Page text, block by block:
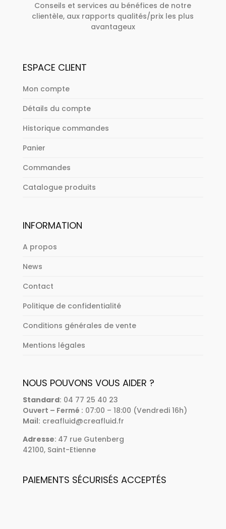
Conseils et services au bénéfices de notre
clientèle, aux rapports qualités/prix les plus
avantageux
ESPACE CLIENT
Mon compte
Détails du compte
Historique commandes
Panier
Commandes
Catalogue produits
INFORMATION
A propos
News
Contact
Politique de confidentialité
Conditions générales de vente
Mentions légales
NOUS POUVONS VOUS AIDER ?
Standard: 04 77 25 40 23
Ouvert – Fermé : 07:00 – 18:00 (Vendredi 16h)
Mail: creafluid@creafluid.fr
Adresse: 47 rue Gutenberg
42100, Saint-Etienne
PAIEMENTS SÉCURISÉS ACCEPTÉS